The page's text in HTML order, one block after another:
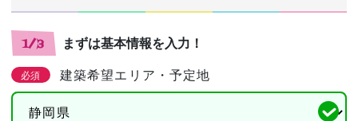
1/3 まずは基本情報を入力！
必須 建築希望エリア・予定地